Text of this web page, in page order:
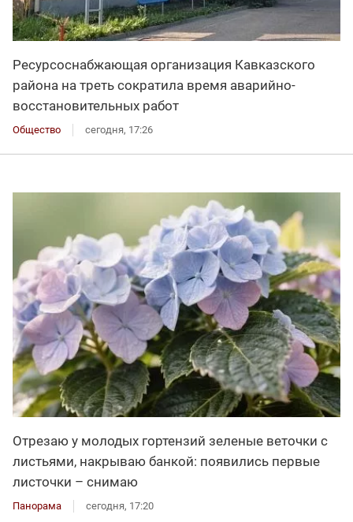
Ресурсоснабжающая организация Кавказского
района на треть сократила время аварийно-
восстановительных работ
Общество сегодня, 17:26
Отрезаю у молодых гортензий зеленые веточки с
листьями, накрываю банкой: появились первые
листочки – снимаю
Панорама сегодня, 17:20